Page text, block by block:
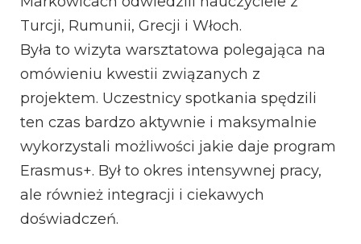
Turcji, Rumunii, Grecji i Włoch.
Była to wizyta warsztatowa polegająca na
omówieniu kwestii związanych z
projektem. Uczestnicy spotkania spędzili
ten czas bardzo aktywnie i maksymalnie
wykorzystali możliwości jakie daje program
Erasmus+. Był to okres intensywnej pracy,
ale również integracji i ciekawych
doświadczeń.